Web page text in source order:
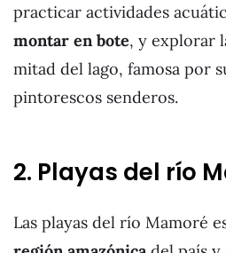
practicar actividades
montar en bote, y explorar
mitad del lago, famosa por
pintorescos senderos.
2. Playas del río
Las playas del río Mamoré